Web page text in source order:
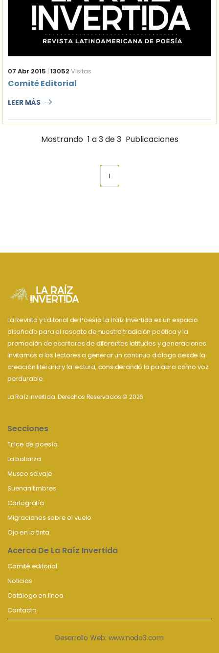
07 Abr 2015 | 13052 Visitas
Comité Editorial
LEER MÁS
Mostrando 1 a 3 de 3 Publicaciones
1
La Revista y Editorial de Poesía La Raíz Invertida es un espacio
diseñado para el rescate de nuestra tradición poética y la
promoción de escritores de diferentes latitudes y generaciones.
Invitamos a los lectores a generar un continuo diálogo desde la
creación literaria y la lectura, considerando la palabra como voz
perdurable.
La Raíz invertida. Derechos Reservados © 2026
Secciones
Trilce de poesía
La balanza
Museo salvaje
Suenan timbres
Cartografía
Migraciones sobre el vuelo
Ojo en la tinta
Acerca De La Raíz Invertida
Comité editorial
Noticias
Catálogo en línea
Contacto
Desarrollo Web: www.nodo3.com